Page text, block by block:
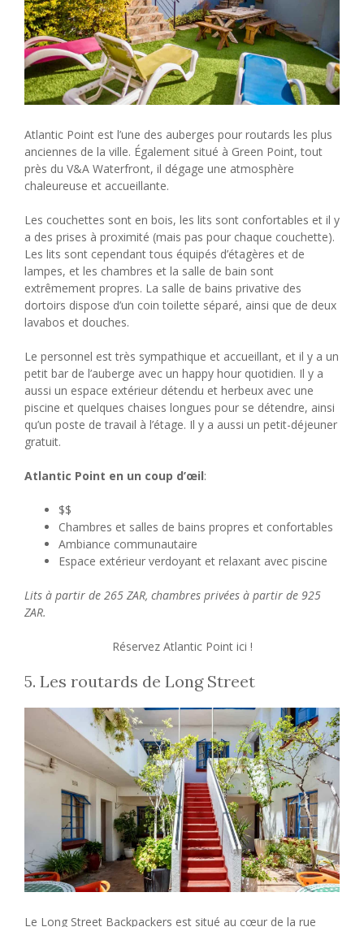
Atlantic Point est l’une des auberges pour routards les plus
anciennes de la ville. Également situé à Green Point, tout
près du V&A Waterfront, il dégage une atmosphère
chaleureuse et accueillante.
Les couchettes sont en bois, les lits sont confortables et il y
a des prises à proximité (mais pas pour chaque couchette).
Les lits sont cependant tous équipés d’étagères et de
lampes, et les chambres et la salle de bain sont
extrêmement propres. La salle de bains privative des
dortoirs dispose d’un coin toilette séparé, ainsi que de deux
lavabos et douches.
Le personnel est très sympathique et accueillant, et il y a un
petit bar de l’auberge avec un happy hour quotidien. Il y a
aussi un espace extérieur détendu et herbeux avec une
piscine et quelques chaises longues pour se détendre, ainsi
qu’un poste de travail à l’étage. Il y a aussi un petit-déjeuner
gratuit.
Atlantic Point en un coup d’œil:
$$
Chambres et salles de bains propres et confortables
Ambiance communautaire
Espace extérieur verdoyant et relaxant avec piscine
Lits à partir de 265 ZAR, chambres privées à partir de 925
ZAR.
Réservez Atlantic Point ici !
5. Les routards de Long Street
Le Long Street Backpackers est situé au cœur de la rue